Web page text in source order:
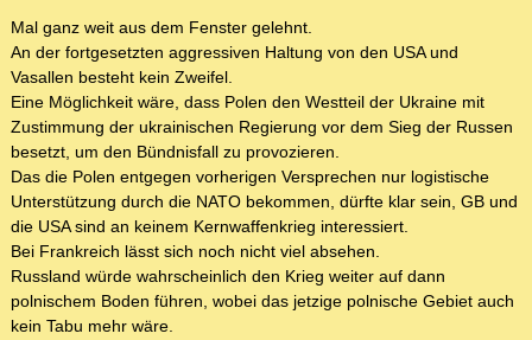
Mal ganz weit aus dem Fenster gelehnt.
An der fortgesetzten aggressiven Haltung von den USA und
Vasallen besteht kein Zweifel.
Eine Möglichkeit wäre, dass Polen den Westteil der Ukraine mit
Zustimmung der ukrainischen Regierung vor dem Sieg der Russen
besetzt, um den Bündnisfall zu provozieren.
Das die Polen entgegen vorherigen Versprechen nur logistische
Unterstützung durch die NATO bekommen, dürfte klar sein, GB und
die USA sind an keinem Kernwaffenkrieg interessiert.
Bei Frankreich lässt sich noch nicht viel absehen.
Russland würde wahrscheinlich den Krieg weiter auf dann
polnischem Boden führen, wobei das jetzige polnische Gebiet auch
kein Tabu mehr wäre.